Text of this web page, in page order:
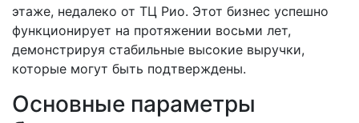
этаже, недалеко от ТЦ Рио. Этот бизнес успешно
функционирует на протяжении восьми лет,
демонстрируя стабильные высокие выручки,
которые могут быть подтверждены.
Основные параметры